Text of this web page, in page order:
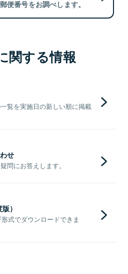
便番号をお調べします。
関する情報
覧を実施日の新しい順に掲載
せ
問にお答えします。
）
式でダウンロードできま